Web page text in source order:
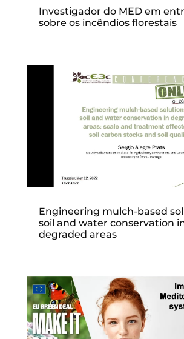
Investigador do MED em
sobre os incêndios florestais
Engineering mulch-based
soil and water conservation
degraded areas